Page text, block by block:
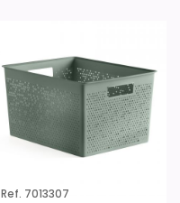
Ref. 7013307